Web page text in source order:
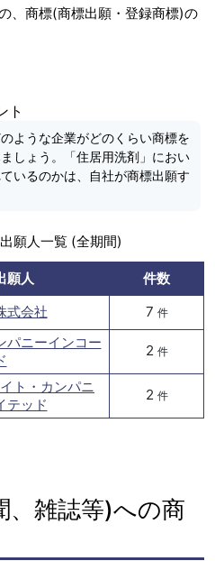
、商標(商標出願・登録商標)の
ト
ような企業がどのくらい商標を
しょう。「住居用洗剤」におい
いるのかは、自社が商標出願す
願人一覧 (全期間)
願人
件数
式会社
7 件
パニーインコー
2 件
ト・カンパニ
テッド
2 件
、雑誌等)への商